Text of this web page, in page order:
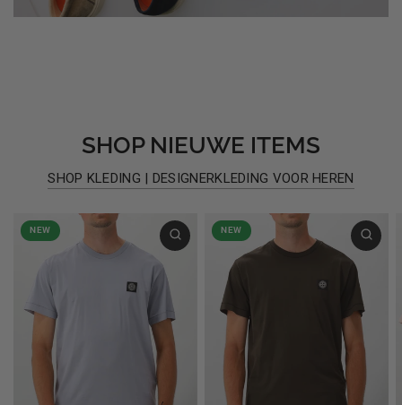
SHOP NIEUWE ITEMS
SHOP KLEDING | DESIGNERKLEDING VOOR HEREN
NEW NEW